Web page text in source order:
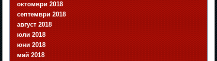
октомври 2018
септември 2018
август 2018
юли 2018
юни 2018
май 2018